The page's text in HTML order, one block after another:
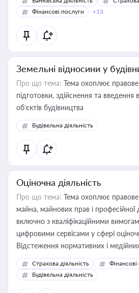
Фінансові послуги
+13
Земельні відносини у
Про що тема: Тема охоплює
підготовки, здійснення та введення
об’єктів будівництва
Будівельна діяльність
Оціночна діяльність
Про що тема: Тема охоплює
майна, майнових прав і професійної
включно з кваліфікаційними
цифровими сервісами у сфері
Відстеження нормативних і
корисне для власника бізнесу,
бухгалтера під час оподаткування,
державного майна, корпоративних
Страхова діяльність
Будівельна діяльність